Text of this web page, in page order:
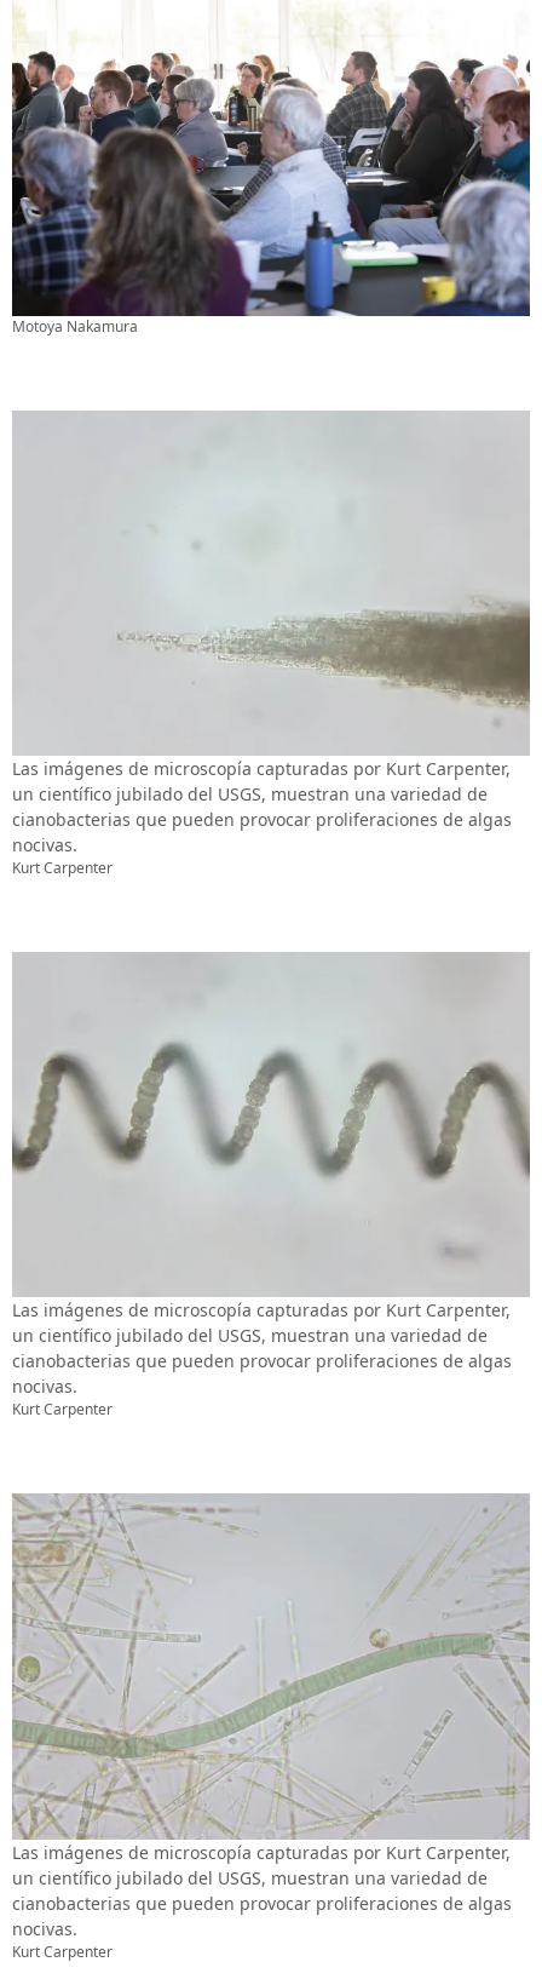
Motoya Nakamura
Las imágenes de microscopía capturadas por Kurt Carpenter,
un científico jubilado del USGS, muestran una variedad de
cianobacterias que pueden provocar proliferaciones de algas
nocivas.
Kurt Carpenter
Las imágenes de microscopía capturadas por Kurt Carpenter,
un científico jubilado del USGS, muestran una variedad de
cianobacterias que pueden provocar proliferaciones de algas
nocivas.
Kurt Carpenter
Las imágenes de microscopía capturadas por Kurt Carpenter,
un científico jubilado del USGS, muestran una variedad de
cianobacterias que pueden provocar proliferaciones de algas
nocivas.
Kurt Carpenter